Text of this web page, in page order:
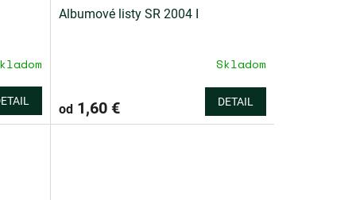
Albumové listy SR 2004 I
Skladom
od1,60 € DETAIL